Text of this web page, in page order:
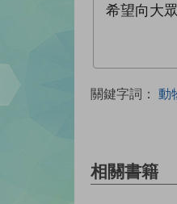
希望向大
關鍵字詞： 動
相關書籍